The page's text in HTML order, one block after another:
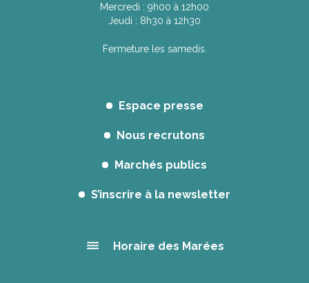
Mercredi : 9h00 à 12h00
Jeudi : 8h30 à 12h30
Fermeture les samedis.
Espace presse
Nous recrutons
Marchés publics
S’inscrire à la newsletter
Horaire des Marées